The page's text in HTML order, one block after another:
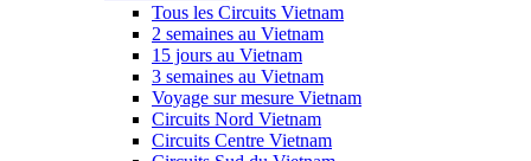
Tous les Circuits Vietnam
2 semaines au Vietnam
15 jours au Vietnam
3 semaines au Vietnam
Voyage sur mesure Vietnam
Circuits Nord Vietnam
Circuits Centre Vietnam